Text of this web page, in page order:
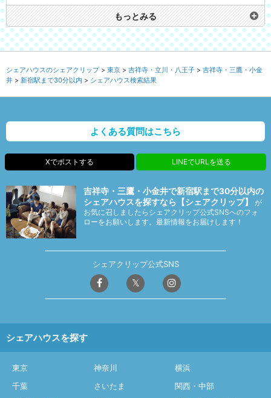
もっとみる
シェアハウスのシェアクリップ 東京 吉祥寺・立川・八王子
吉祥寺・三鷹・小金
井
新宿駅まで30分以内 シェアハウス検索結果
よくある質問はこちら
Xでポストする LINEでURLを送る
吉祥寺・三鷹・小金井で新宿駅まで30分以内の
シェアハウスを探すなら【シェアクリップ】
が
お気に召しましたらシェアクリップ公式SNSへのフォ
ローをお願いします。最新情報をお届けします！
シェアクリップ公式SNS
シェアハウスを探す
東京 神奈川
横浜
千葉
さいたま
関西・中部